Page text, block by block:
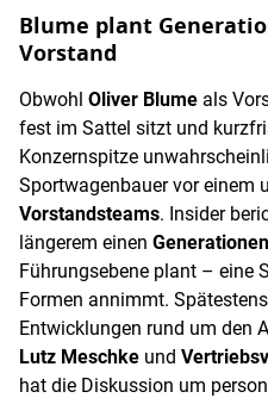
Blume plant
Vorstand
Obwohl Oliver Blume als
fest im Sattel sitzt und
Konzernspitze
Sportwagenbauer vor einem
Vorstandsteams. Insider
längerem einen
Führungsebene plant – eine
Formen annimmt.
Entwicklungen rund um den
Lutz Meschke und
hat die Diskussion um